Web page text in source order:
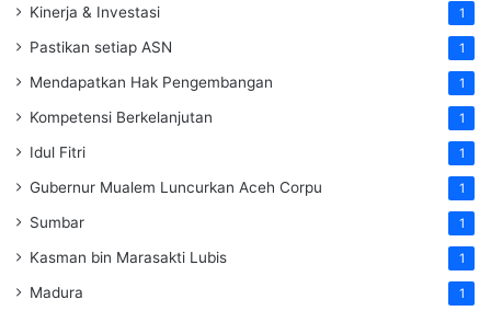
Kinerja & Investasi 1
Pastikan setiap ASN 1
Mendapatkan Hak Pengembangan 1
Kompetensi Berkelanjutan 1
Idul Fitri 1
Gubernur Mualem Luncurkan Aceh Corpu 1
Sumbar 1
Kasman bin Marasakti Lubis 1
Madura 1